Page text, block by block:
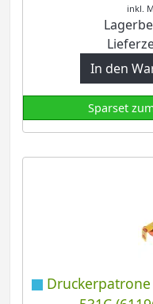
inkl.
In den
Sparset